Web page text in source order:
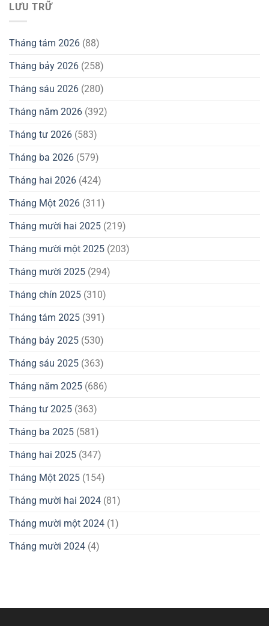
LƯU TRỮ
Tháng tám 2026 (88)
Tháng bảy 2026 (258)
Tháng sáu 2026 (280)
Tháng năm 2026 (392)
Tháng tư 2026 (583)
Tháng ba 2026 (579)
Tháng hai 2026 (424)
Tháng Một 2026 (311)
Tháng mười hai 2025 (219)
Tháng mười một 2025 (203)
Tháng mười 2025 (294)
Tháng chín 2025 (310)
Tháng tám 2025 (391)
Tháng bảy 2025 (530)
Tháng sáu 2025 (363)
Tháng năm 2025 (686)
Tháng tư 2025 (363)
Tháng ba 2025 (581)
Tháng hai 2025 (347)
Tháng Một 2025 (154)
Tháng mười hai 2024 (81)
Tháng mười một 2024 (1)
Tháng mười 2024 (4)